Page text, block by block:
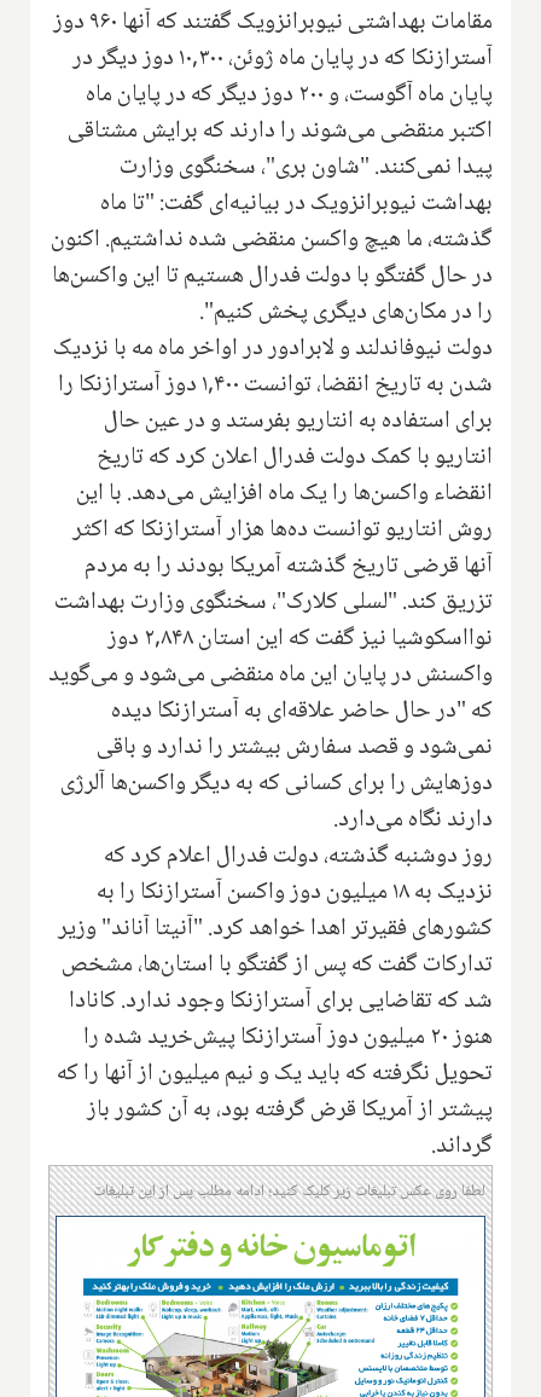
مقامات بهداشتی نیوبرانزویک گفتند که آنها ۹۶۰ دوز
آسترازنکا که در پایان ماه ژوئن، ۱۰,۳۰۰ دوز دیگر در
پایان ماه آگوست، و ۲۰۰ دوز دیگر که در پایان ماه
اکتبر منقضی می‌شوند را دارند که برایش مشتاقی
پیدا نمی‌کنند. "شاون بری"، سخنگوی وزارت
بهداشت نیوبرانزویک در بیانیه‌ای گفت: "تا ماه
گذشته، ما هیچ واکسن منقضی شده نداشتیم. اکنون
در حال گفتگو با دولت فدرال هستیم تا این واکسن‌ها
را در مکان‌های دیگری پخش کنیم".
دولت نیوفاندلند و لابرادور در اواخر ماه مه با نزدیک
شدن به تاریخ انقضا، توانست ۱,۴۰۰ دوز آسترازنکا را
برای استفاده به انتاریو بفرستد و در عین حال
انتاریو با کمک دولت فدرال اعلان کرد که تاریخ
انقضاء واکسن‌ها را یک ماه افزایش می‌دهد. با این
روش انتاریو توانست ده‌ها هزار آسترازنکا که اکثر
آنها قرضی تاریخ گذشته آمریکا بودند را به مردم
تزریق کند. "لسلی کلارک"، سخنگوی وزارت بهداشت
نوااسکوشیا نیز گفت که این استان ۲,۸۴۸ دوز
واکسنش در پایان این ماه منقضی می‌شود و می‌گوید
که "در حال حاضر علاقه‌ای به آسترازنکا دیده
نمی‌شود و قصد سفارش بیشتر را ندارد و باقی
دوزهایش را برای کسانی که به دیگر واکسن‌ها آلرژی
دارند نگاه می‌دارد.
روز دوشنبه گذشته، دولت فدرال اعلام کرد که
نزدیک به ۱۸ میلیون دوز واکسن آسترازنکا را به
کشورهای فقیرتر اهدا خواهد کرد. "آنیتا آناند" وزیر
تدارکات گفت که پس از گفتگو با استان‌ها، مشخص
شد که تقاضایی برای آسترازنکا وجود ندارد. کانادا
هنوز ۲۰ میلیون دوز آسترازنکا پیش‌خرید شده را
تحویل نگرفته که باید یک و نیم میلیون از آنها را که
پیشتر از آمریکا قرض گرفته بود، به آن کشور باز
گرداند.
لطفا روی عکس تبلیغات زیر کلیک کنید؛ ادامه مطلب پس از این تبلیغات